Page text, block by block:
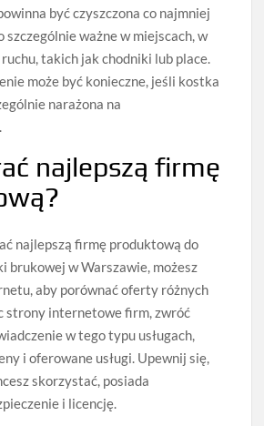
być czyszczona co najmniej
szczególnie ważne w miejscach, w
takich jak chodniki lub place.
może być konieczne, jeśli kostka
narażona na
najlepszą firmę
najlepszą firmę produktową do
brukowej w Warszawie, możesz
aby porównać oferty różnych
strony internetowe firm, zwróć
w tego typu usługach,
i oferowane usługi. Upewnij się,
skorzystać, posiada
i licencję.